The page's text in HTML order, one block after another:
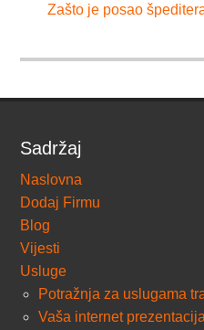
Zašto je posao
Sadržaj
Naslovna
Dodaj Firmu
Blog
Vijesti
Usluge
Potražnja za uslugama
Vaša internet